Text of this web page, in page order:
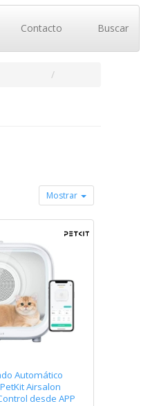
Contacto Buscar
Mostrar
Automático
Airsalon
desde APP